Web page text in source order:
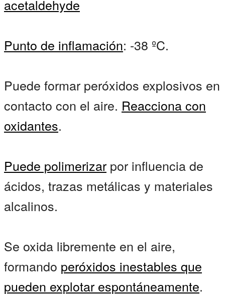
acetaldehyde
Punto de inflamación: -38 ºC.
Puede formar peróxidos explosivos en
contacto con el aire. Reacciona con
oxidantes.
Puede polimerizar por influencia de
ácidos, trazas metálicas y materiales
alcalinos.
Se oxida libremente en el aire,
formando peróxidos inestables que
pueden explotar espontáneamente.